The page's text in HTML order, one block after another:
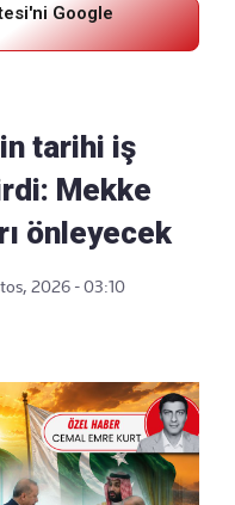
Google
tarihi iş
Mekke
önleyecek
2026 - 03:10